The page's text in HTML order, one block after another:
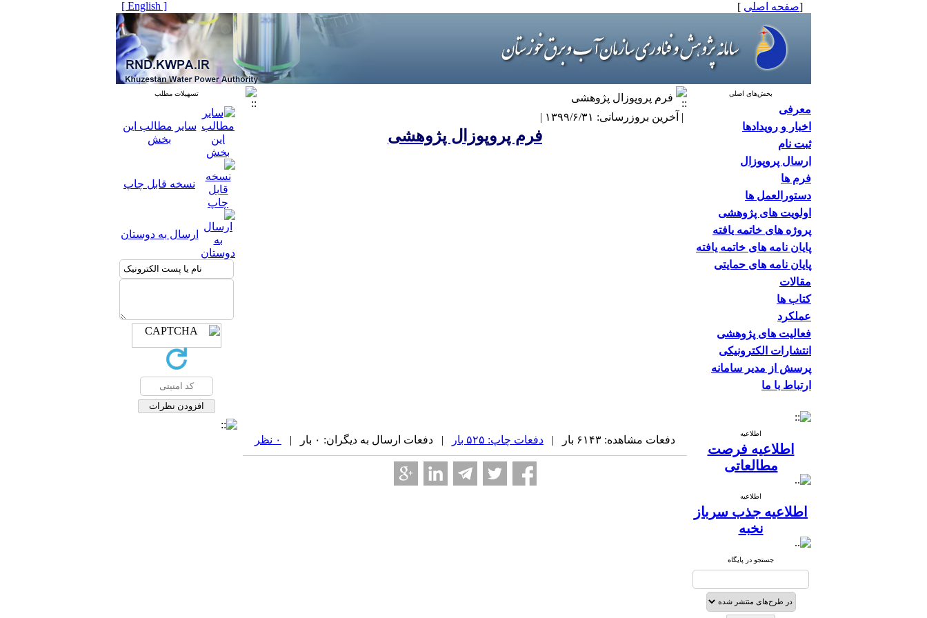
[صفحه اصلی ]
[ English ]
بخش‌های اصلی
معرفی
اخبار و رویدادها
ثبت نام
ارسال پروپوزال
فرم ها
دستورالعمل ها
اولویت های پژوهشی
پروژه های خاتمه یافته
پایان نامه های خاتمه یافته
پایان نامه های حمایتی
مقالات
کتاب ها
عملکرد
فعالیت های پژوهشی
انتشارات الکترونیکی
پرسش از مدیر سامانه
ارتباط با ما
اطلاعیه
اطلاعیه فرصت
مطالعاتی
اطلاعیه
اطلاعیه جذب سرباز
نخبه
جستجو در پایگاه
فرم پروپوزال پژوهشی
| آخرین بروزرسانی: ۱۳۹۹/۶/۳۱ |
فرم پروپوزال پژوهشی
تسهیلات مطلب
سایر مطالب این
بخش
نسخه قابل چاپ
ارسال به دوستان
دفعات مشاهده: ۶۱۴۳ بار | دفعات چاپ: ۵۲۵ بار | دفعات ارسال به دیگران: ۰ بار | ۰ نظر